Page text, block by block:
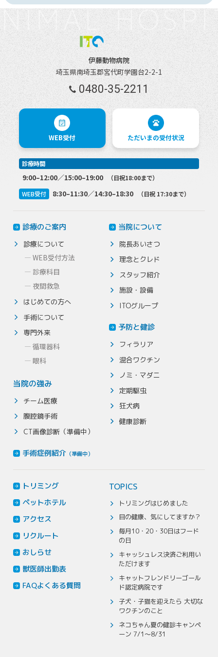
伊藤動物病院
埼玉県南埼玉郡宮代町学園台2-2-1
0480-35-2211
WEB受付 ただいまの受付状況
診療時間
9:00–12:00／15:00–19:00
（日祝18:00まで）
WEB受付
8:30–11:30／14:30–18:30 （日祝 17:30まで）
診療のご案内
診療について
WEB受付方法
診療科目
夜間救急
はじめての方へ
手術について
専門外来
循環器科
眼科
当院の強み
チーム医療
腹腔鏡手術
CT画像診断（準備中）
手術症例紹介 （準備中）
当院について
院長あいさつ
理念とクレド
スタッフ紹介
施設・設備
ITOグループ
予防と健診
フィラリア
混合ワクチン
ノミ・マダニ
定期駆虫
狂犬病
健康診断
トリミング
ペットホテル
アクセス
リクルート
おしらせ
獣医師出勤表
FAQよくある質問
TOPICS
トリミングはじめました
目の健康、気にしてますか？
毎月10・20・30日はフード
の日
キャッシュレス決済ご利用い
ただけます
キャットフレンドリーゴール
ド認定病院です
子犬・子猫を迎えたら 大切な
ワクチンのこと
ネコちゃん夏の健診キャンペ
ーン 7/1～8/31